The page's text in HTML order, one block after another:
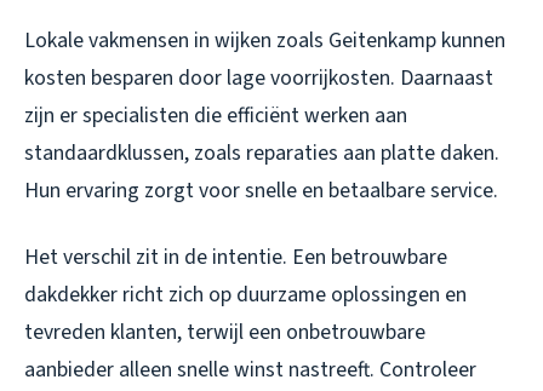
Lokale vakmensen in wijken zoals Geitenkamp kunnen
kosten besparen door lage voorrijkosten. Daarnaast
zijn er specialisten die efficiënt werken aan
standaardklussen, zoals reparaties aan platte daken.
Hun ervaring zorgt voor snelle en betaalbare service.
Het verschil zit in de intentie. Een betrouwbare
dakdekker richt zich op duurzame oplossingen en
tevreden klanten, terwijl een onbetrouwbare
aanbieder alleen snelle winst nastreeft. Controleer